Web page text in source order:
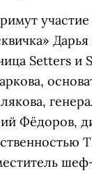
участие
Setters и
о
Фёдоров,